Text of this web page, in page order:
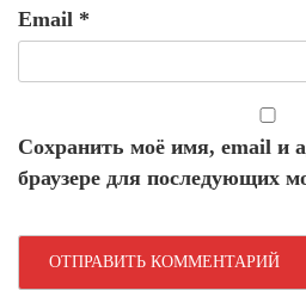
Email *
Сохранить моё имя, email и
браузере для последующих